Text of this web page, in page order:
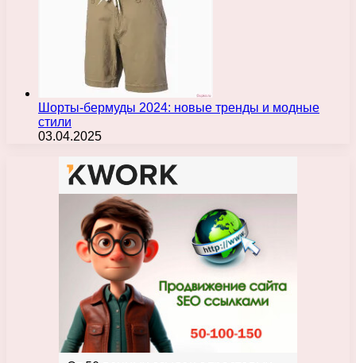
Шорты-бермуды 2024: новые тренды и модные
стили
03.04.2025